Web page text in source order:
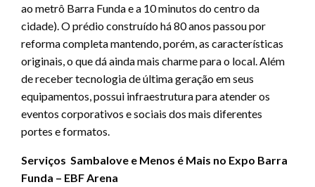
ao metrô Barra Funda e a 10 minutos do centro da
cidade). O prédio construído há 80 anos passou por
reforma completa mantendo, porém, as características
originais, o que dá ainda mais charme para o local. Além
de receber tecnologia de última geração em seus
equipamentos, possui infraestrutura para atender os
eventos corporativos e sociais dos mais diferentes
portes e formatos.
Serviços Sambalove e Menos é Mais no Expo Barra
Funda – EBF Arena